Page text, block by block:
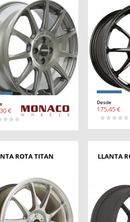
€
Desde
175,45 €
ROTA TITAN LLANTA